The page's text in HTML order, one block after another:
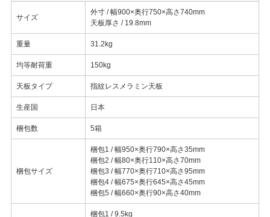
サイズ
外寸 / 幅900×奥行750×高さ740mm
天板厚さ / 19.8mm
重量 31.2kg
均等耐荷重 150kg
天板タイプ 指紋レスメラミン天板
生産国 日本
梱包数 5箱
梱包サイズ
梱包1 / 幅950×奥行790×高さ35mm
梱包2 / 幅80×奥行110×高さ70mm
梱包3 / 幅770×奥行710×高さ95mm
梱包4 / 幅675×奥行645×高さ45mm
梱包5 / 幅660×奥行90×高さ40mm
梱包1 / 9.5kg